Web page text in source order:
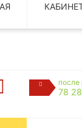
после
78